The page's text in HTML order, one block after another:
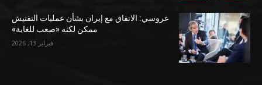
غروسي: الاتفاق مع إيران بشأن عمليات التفتيش
ممكن لكنه «صعب للغاية»
فبراير 13, 2026